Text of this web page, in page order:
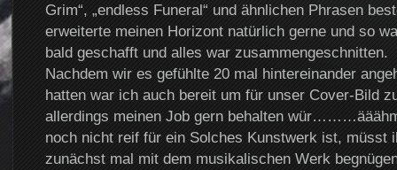
Grim“, „endless Funeral“ und ähnlichen Phrasen
erweiterte meinen Horizont natürlich gerne und so
bald geschafft und alles war zusammengeschnitten.
Nachdem wir es gefühlte 20 mal hintereinander
hatten war ich auch bereit um für unser Cover-Bild
allerdings meinen Job gern behalten
noch nicht reif für ein Solches Kunstwerk ist, müsst
zunächst mal mit dem musikalischen Werk